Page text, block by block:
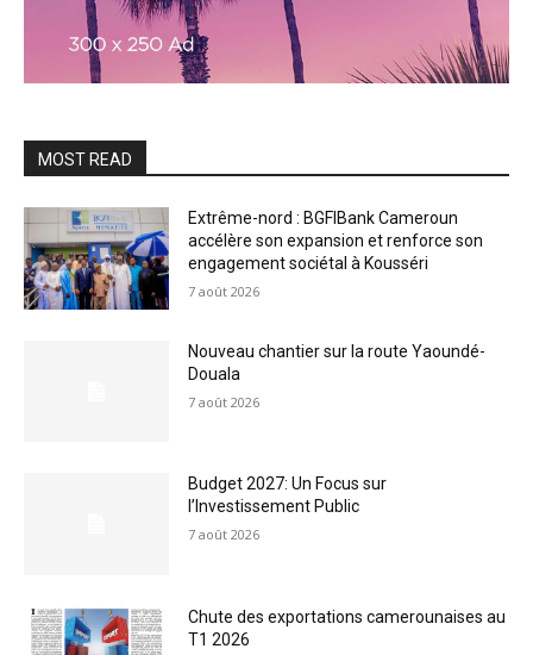
MOST READ
Extrême-nord : BGFIBank Cameroun
accélère son expansion et renforce son
engagement sociétal à Kousséri
7 août 2026
Nouveau chantier sur la route Yaoundé-
Douala
7 août 2026
Budget 2027: Un Focus sur
l’Investissement Public
7 août 2026
Chute des exportations camerounaises au
T1 2026